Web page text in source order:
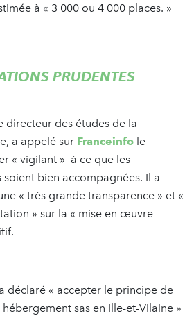
à « 3 000 ou 4 000 places. »
PRUDENTES
directeur des études de la
a appelé sur Franceinfo le
« vigilant » à ce que les
bien accompagnées. Il a
« très grande transparence » et «
» sur la « mise en œuvre
déclaré « accepter le principe de
hébergement sas en Ille-et-Vilaine »